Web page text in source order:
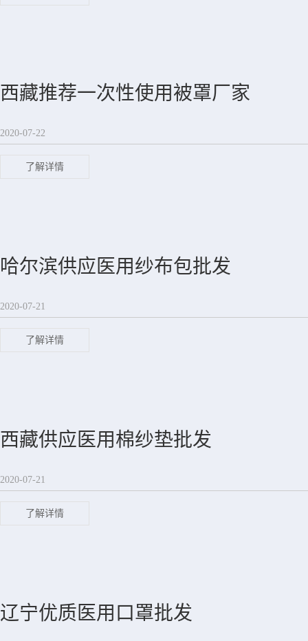
西藏推荐一次性使用被罩厂家
2020-07-22
了解详情
哈尔滨供应医用纱布包批发
2020-07-21
了解详情
西藏供应医用棉纱垫批发
2020-07-21
了解详情
辽宁优质医用口罩批发